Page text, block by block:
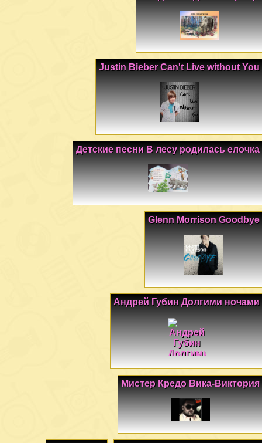
Justin Bieber Can't Live without You
Детские песни В лесу родилась елочка
Glenn Morrison Goodbye
Андрей Губин Долгими ночами
Мистер Кредо Вика-Виктория